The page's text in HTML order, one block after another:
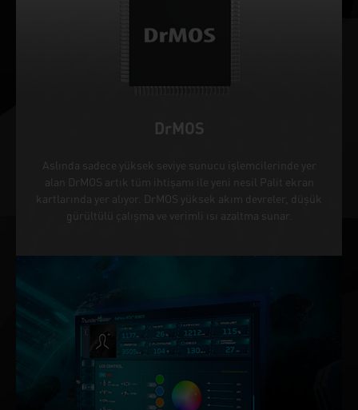
DrMOS
Aslında sadece yüksek seviye sunucu işlemcilerinde yer
alan DrMOS artık tüm ihtişamı ile yeni nesil Palit ekran
kartlarında yer alıyor. DrMOS yüksek akım devreler, düşük
gürültülü çalışma ve verimli ısı azaltma sunar.